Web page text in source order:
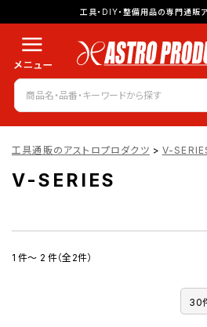
工具・DIY・整備用品の専門通販
工具通販のアストロプロダクツ > V-
V-SERIES
1 件～ 2 件（全2件）